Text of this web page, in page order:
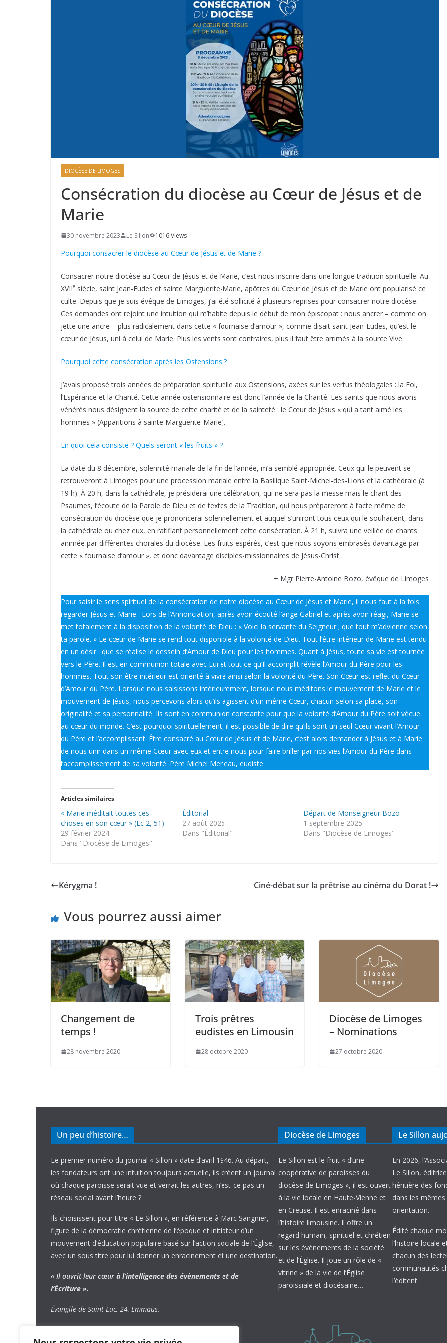
DIOCÈSE DE LIMOGES
Consécration du diocèse au Cœur de Jésus et de
Marie
30 novembre 2023 Le Sillon 1016 Views
Pourquoi consacrer le diocèse au Cœur de Jésus et de Marie ?
Consacrer notre diocèse au Cœur de Jésus et de Marie, c’est nous inscrire dans une longue tradition spirituelle. Au
XVIIe siècle, saint Jean-Eudes et sainte Marguerite-Marie, apôtres du Cœur de Jésus et de Marie ont popularisé ce
culte. Depuis que je suis évêque de Limoges, j’ai été sollicité à plusieurs reprises pour consacrer notre diocèse.
Ces demandes ont rejoint une intuition qui m’habite depuis le début de mon épiscopat : nous ancrer – comme on
jette une ancre – plus radicalement dans cette « fournaise d’amour », comme disait saint Jean-Eudes, qu’est le
cœur de Jésus, uni à celui de Marie. Plus les vents sont contraires, plus il faut être arrimés à la source Vive.
Pourquoi cette consécration après les Ostensions ?
J’avais proposé trois années de préparation spirituelle aux Ostensions, axées sur les vertus théologales : la Foi,
l’Espérance et la Charité. Cette année ostensionnaire est donc l’année de la Charité. Les saints que nous avons
vénérés nous désignent la source de cette charité et de la sainteté : le Cœur de Jésus « qui a tant aimé les
hommes » (Apparitions à sainte Marguerite-Marie).
En quoi cela consiste ? Quels seront « les fruits » ?
La date du 8 décembre, solennité mariale de la fin de l’année, m’a semblé appropriée. Ceux qui le peuvent se
retrouveront à Limoges pour une procession mariale entre la Basilique Saint-Michel-des-Lions et la cathédrale (à
19 h). À 20 h, dans la cathédrale, je présiderai une célébration, qui ne sera pas la messe mais le chant des
Psaumes, l’écoute de la Parole de Dieu et de textes de la Tradition, qui nous prépareront à l’acte même de
consécration du diocèse que je prononcerai solennellement et auquel s’uniront tous ceux qui le souhaitent, dans
la cathédrale ou chez eux, en ratifiant personnellement cette consécration. À 21 h, suivra une veillée de chants
animée par différentes chorales du diocèse. Les fruits espérés, c’est que nous soyons embrasés davantage par
cette « fournaise d’amour », et donc davantage disciples-missionnaires de Jésus-Christ.
+ Mgr Pierre-Antoine Bozo, évêque de Limoges
Pour saisir le sens spirituel de la consécration de notre diocèse au Cœur de Jésus et Marie, il nous faut à la fois
regarder Jésus et Marie. Lors de l’Annonciation, après avoir écouté l’ange Gabriel et après avoir réagi, Marie se
met totalement à la disposition de la volonté de Dieu : « Voici la servante du Seigneur ; que tout m’advienne selon
ta parole. » Le cœur de Marie se rend tout disponible à la volonté de Dieu. Tout l’être intérieur de Marie est tendu
en un désir : que se réalise le dessein d’Amour de Dieu pour les hommes. Quant à Jésus, toute sa vie est tournée
vers le Père. Il est en communion totale avec Lui et tout ce qu’Il accomplit révèle l’Amour du Père pour les
hommes. Tout son être intérieur est orienté à vivre ainsi selon la volonté du Père. Son Cœur est reflet du Cœur
d’Amour du Père. Lorsque nous saisissons intérieurement, lorsque nous méditons le mouvement de Marie et le
mouvement de Jésus, nous percevons alors qu’ils agissent d’un même Cœur, chacun selon sa place, son
originalité et sa personnalité. Ils sont en communion constante pour que la volonté d’Amour du Père soit vécue
au cœur du monde. C’est pourquoi spirituellement, il est possible de dire qu’ils sont un seul Cœur vivant l’Amour
du Père et l’accomplissant. Être consacré au Cœur de Jésus et de Marie, c’est alors demander à Jésus et à Marie
de nous unir dans un même Cœur avec eux et entre nous pour faire briller par nos vies l’Amour du Père dans
l’accomplissement de sa volonté. Père Michel Meneau, eudiste
Articles similaires
« Marie méditait toutes ces
choses en son cœur » (Lc 2, 51)
29 février 2024
Dans "Diocèse de Limoges"
Éditorial
27 août 2025
Dans "Éditorial"
Départ de Monseigneur Bozo
1 septembre 2025
Dans "Diocèse de Limoges"
Kérygma ! Ciné-débat sur la prêtrise au cinéma du Dorat !
Vous pourrez aussi aimer
Changement de
temps !
28 novembre 2020
Trois prêtres
eudistes en Limousin
28 octobre 2020
Diocèse de Limoges
– Nominations
27 octobre 2020
Un peu d’histoire…
Le premier numéro du journal « Sillon » date d’avril 1946. Au départ,
les fondateurs ont une intuition toujours actuelle, ils créent un journal
où chaque paroisse serait vue et verrait les autres, n’est-ce pas un
réseau social avant l’heure ?
Ils choisissent pour titre « Le Sillon », en référence à Marc Sangnier,
figure de la démocratie chrétienne de l’époque et initiateur d’un
mouvement d’éducation populaire basé sur l’action sociale de l’Église,
avec un sous titre pour lui donner un enracinement et une destination.
« Il ouvrit leur cœur à l’intelligence des évènements et de
l’Écriture ».
Évangile de Saint Luc, 24, Emmaüs.
Diocèse de Limoges
Le Sillon est le fruit « d’une
coopérative de paroisses du
diocèse de Limoges », il est ouvert
à la vie locale en Haute-Vienne et
en Creuse. Il est enraciné dans
l’histoire limousine. Il offre un
regard humain, spirituel et chrétien
sur les évènements de la société
et de l’Église. Il joue un rôle de «
vitrine » de la vie de l’Église
paroissiale et diocésaine…
Le Sillon
En 2026,
Le Sillon,
héritière des
dans les
orientation.
Édité chaque
l’histoire locale
chacun des
communautés
l’éditent.